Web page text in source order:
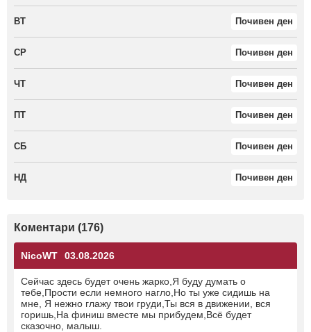
ВТ Почивен ден
СР Почивен ден
ЧТ Почивен ден
ПТ Почивен ден
СБ Почивен ден
НД Почивен ден
Коментари (176)
NicoWT 03.08.2026
Сейчас здесь будет очень жарко,Я буду думать о
тебе,Прости если немного нагло,Но ты уже сидишь на
мне, Я нежно глажу твои груди,Ты вся в движении, вся
горишь,На финиш вместе мы прибудем,Всё будет
сказочно, малыш.